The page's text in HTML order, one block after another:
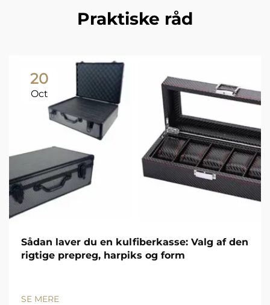
Praktiske råd
20
Oct
Sådan laver du en kulfiberkasse: Valg af den
rigtige prepreg, harpiks og form
SE MERE